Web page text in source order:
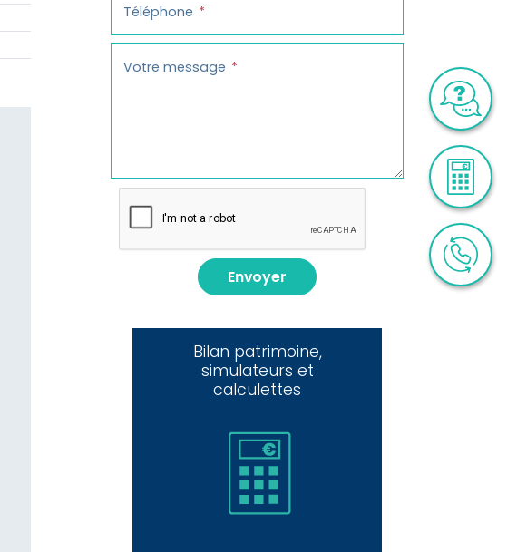
Téléphone
Votre message
Envoyer
Bilan patrimoine,
simulateurs et
calculettes